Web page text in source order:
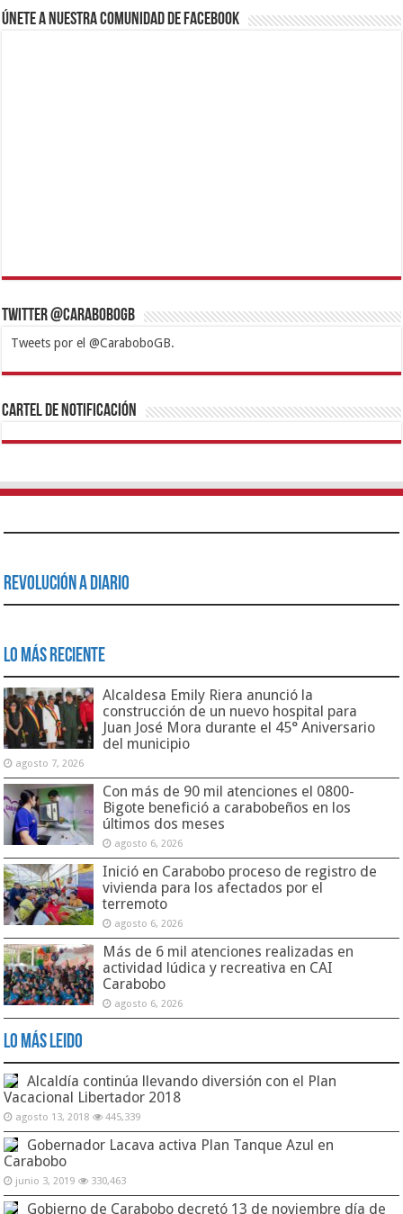
Únete a nuestra comunidad de Facebook
Twitter @CaraboboGB
Tweets por el @CaraboboGB.
1xbetBetturkeyBetistKralbetSupertotobetTipobetMatadorbetMariobet
https://mvbcasino.com/
Cartel de Notificación
Revolución a Diario
Lo Más Reciente
Alcaldesa Emily Riera anunció la
construcción de un nuevo hospital para
Juan José Mora durante el 45° Aniversario
del municipio
agosto 7, 2026
Con más de 90 mil atenciones el 0800-
Bigote benefició a carabobeños en los
últimos dos meses
agosto 6, 2026
Inició en Carabobo proceso de registro de
vivienda para los afectados por el
terremoto
agosto 6, 2026
Más de 6 mil atenciones realizadas en
actividad lúdica y recreativa en CAI
Carabobo
agosto 6, 2026
Lo Más Leido
Alcaldía continúa llevando diversión con el Plan
Vacacional Libertador 2018
agosto 13, 2018 445,339
Gobernador Lacava activa Plan Tanque Azul en
Carabobo
junio 3, 2019 330,463
Gobierno de Carabobo decretó 13 de noviembre día de